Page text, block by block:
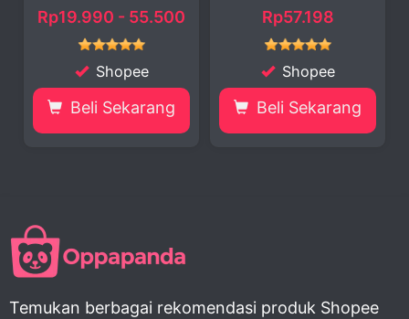
55.500
Bahasa ...
Rp57.198
Beli Sekarang
Rp5.900 -
Beli
Temukan berbagai rekomendasi produk Shopee